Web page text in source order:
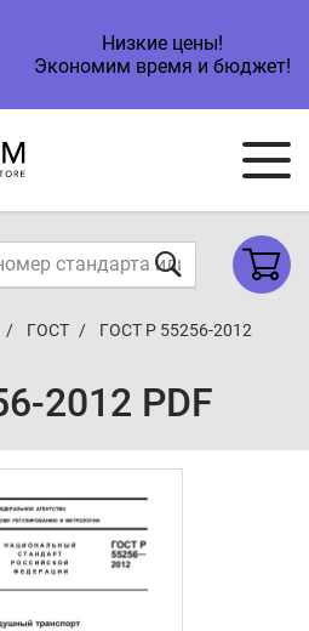
Низкие цены!
Экономим время и бюджет!
ГОСТ ГОСТ Р 55256-2012
2012 PDF